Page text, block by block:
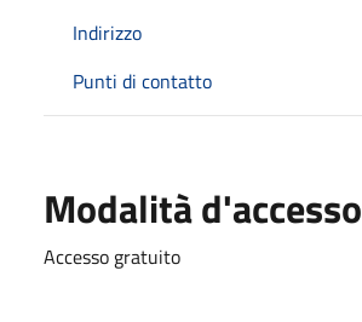
Indirizzo
Punti di contatto
Modalità d'accesso
Accesso gratuito